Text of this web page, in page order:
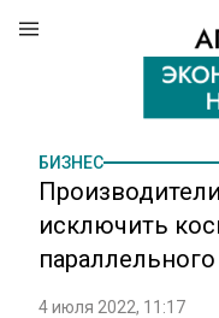
БИЗНЕС
исключить
4 июля 2022, 11:17